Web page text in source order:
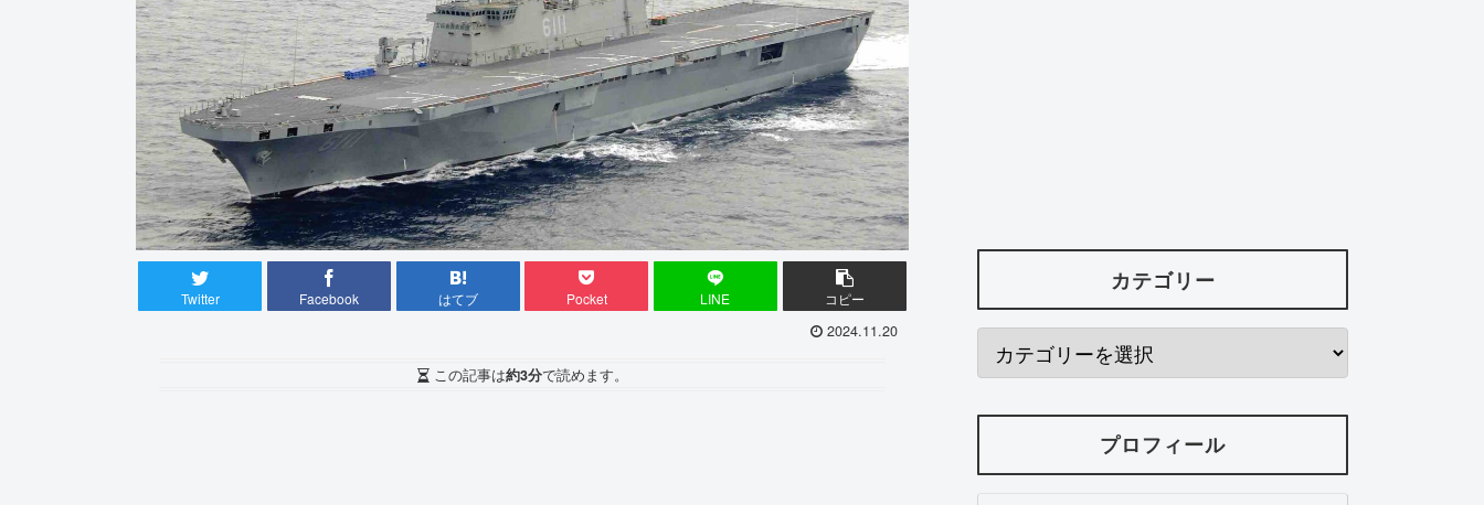
Twitter Facebook はてブ Pocket LINE コピー
2024.11.20
この記事は約3分で読めます。
カテゴリー
プロフィール